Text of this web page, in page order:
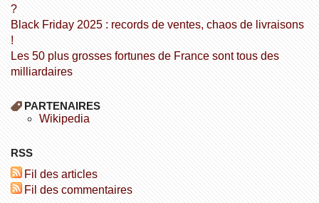
?
Black Friday 2025 : records de ventes, chaos de livraisons
!
Les 50 plus grosses fortunes de France sont tous des
milliardaires
PARTENAIRES
wikipedia
RSS
Fil des articles
Fil des commentaires